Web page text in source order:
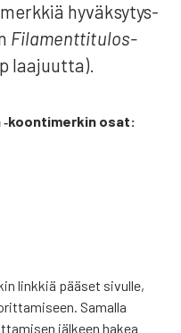
hyväk­sy­tys­
Fila­ment­ti­tu­los­
laa­juut­ta).
osat:
link­kiä pää­set sivul­le,
Samal­la
jäl­keen hakea